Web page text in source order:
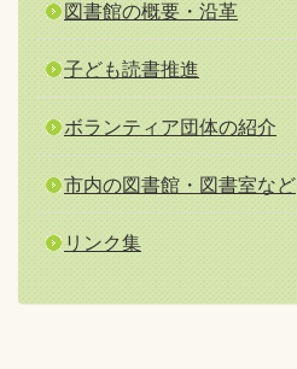
図書館の概要・沿革
子ども読書推進
ボランティア団体の紹介
市内の図書館・図書室など
リンク集